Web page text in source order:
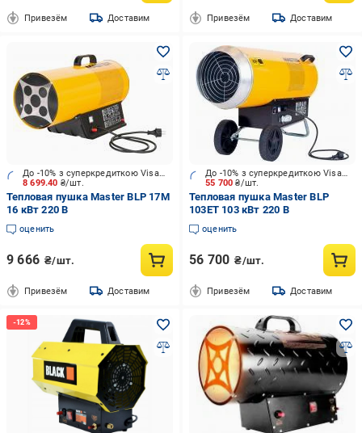
Привезём Доставим Привезём Доставим
8 699.40 ₴/шт.
До -10% з суперкредиткою Visa Вигода
Тепловая пушка Master BLP 17M
16 кВт 220 В
оценить
9 666 ₴/шт.
Привезём Доставим
55 700₴/шт.
До -10% з суперкредиткою Visa Вигода
Тепловая пушка Master BLP
103ET 103 кВт 220 В
оценить
56 700 ₴/шт.
Привезём Доставим